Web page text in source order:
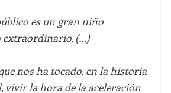
es un gran niño
extraordinario. (…)
nos ha tocado, en la historia
vivir la hora de la aceleración